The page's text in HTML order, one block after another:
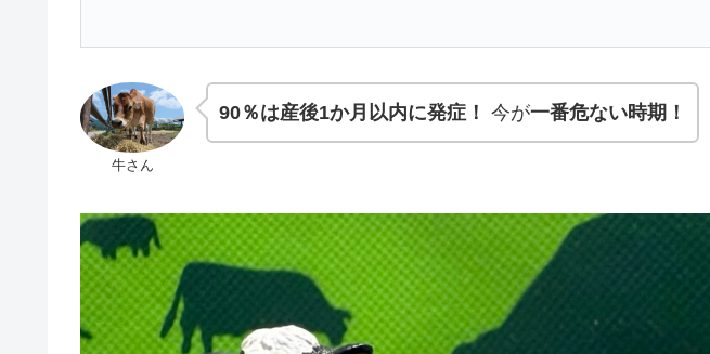
牛さん
90％は産後1か月以内に発症！ 今が一番危ない時期！